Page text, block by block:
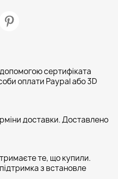
сертифіката
оплати Paypal або 3D
доставки. Доставлено
те, що купили.
з встановле